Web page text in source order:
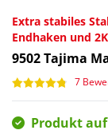
Extra stabiles
Endhaken und
9502Tajima
7
Produkt